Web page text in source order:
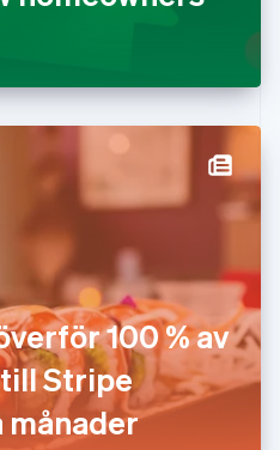
100 % av
Stripe
månader